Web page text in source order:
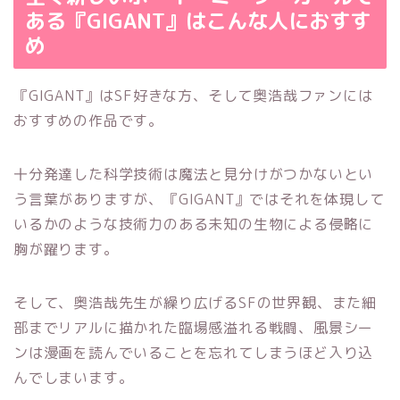
ある『GIGANT』はこんな人におすす
め
『GIGANT』はSF好きな方、 そして奥浩哉ファンには
おすすめの作品です。
十分発達した科学技術は魔法と見分けがつかないとい
う言葉がありますが、『GIGANT』ではそれを体現して
いるかのような技術力のある未知の生物による侵略に
胸が躍ります。
そして、奥浩哉先生が繰り広げるSFの世界観、また細
部までリアルに描かれた臨場感溢れる戦闘、風景シー
ンは漫画を読んでいることを忘れてしまうほど入り込
んでしまいます。